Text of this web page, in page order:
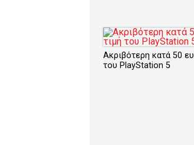
Ακριβότερη κατά 50
του PlayStation 5